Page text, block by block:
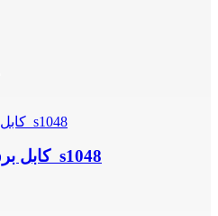
کابل برق افشان 5 در 2.5 سیمپود s1048